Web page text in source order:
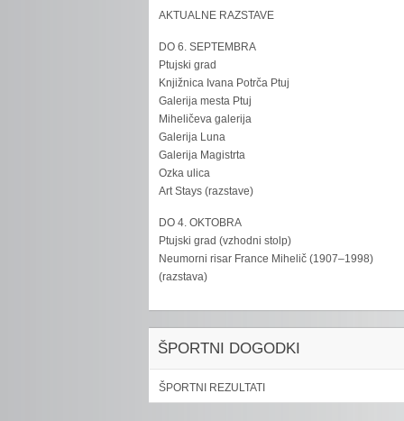
AKTUALNE RAZSTAVE
DO 6. SEPTEMBRA
Ptujski grad
Knjižnica Ivana Potrča Ptuj
Galerija mesta Ptuj
Miheličeva galerija
Galerija Luna
Galerija Magistrta
Ozka ulica
Art Stays (razstave)
DO 4. OKTOBRA
Ptujski grad (vzhodni stolp)
Neumorni risar France Mihelič (1907–1998)
(razstava)
ŠPORTNI DOGODKI
ŠPORTNI REZULTATI